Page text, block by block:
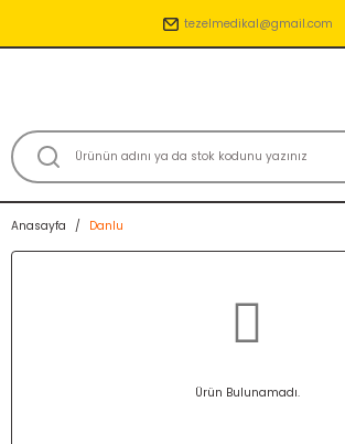
tezelmedikal@gmail.com
Anasayfa Danlu
Ürün Bulunamadı.